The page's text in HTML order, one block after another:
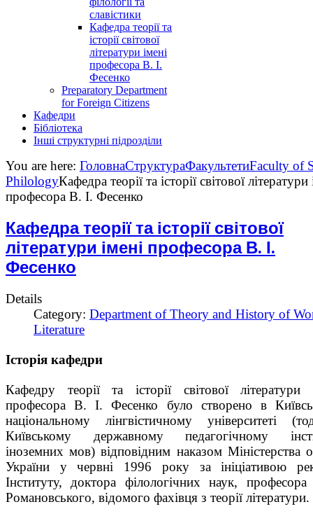
славістики
Кафедра теорії та
історії світової
літератури імені
професора В. І.
Фесенко
Preparatory Department
for Foreign Citizens
Кафедри
Бібліотека
Інші структурні підрозділи
You are here: ГоловнаСтруктураФакультетиFaculty of
PhilologyКафедра теорії та історії світової літератури
професора В. І. Фесенко
Кафедра теорії та історії світової
літератури імені професора В. І.
Фесенко
Details
Category: Department of Theory and History of
Literature
Історія кафедри
Кафедру теорії та історії світової літератури
професора В. І. Фесенко було створено в
національному лінгвістичному університеті
Київському державному педагогічному
іноземних мов) відповідним наказом Міністерства
України у червні 1996 року за ініціативою
Інституту, доктора філологічних наук,
Романовського, відомого фахівця з теорії літератури.